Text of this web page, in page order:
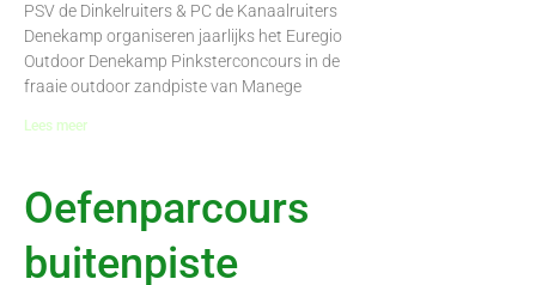
PSV de Dinkelruiters & PC de Kanaalruiters
Denekamp organiseren jaarlijks het Euregio
Outdoor Denekamp Pinksterconcours in de
fraaie outdoor zandpiste van Manege
Lees meer
Oefenparcours
buitenpiste